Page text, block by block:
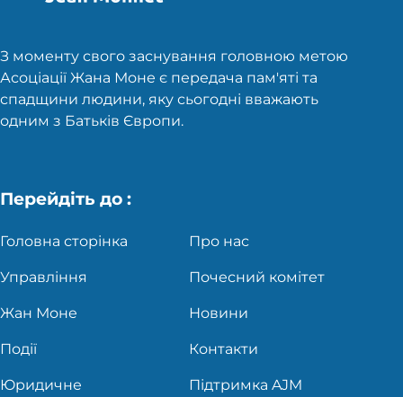
З моменту свого заснування головною метою
Асоціації Жана Моне є передача пам'яті та
спадщини людини, яку сьогодні вважають
одним з Батьків Європи.
Перейдіть до :
Головна сторінка Про нас
Управління Почесний комітет
Жан Моне Новини
Події Контакти
Юридичне
Підтримка AJM